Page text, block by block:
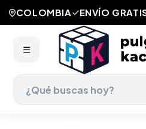
COLOMBIA ENVÍO
☰